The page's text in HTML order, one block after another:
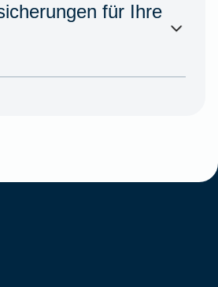
für Ihre